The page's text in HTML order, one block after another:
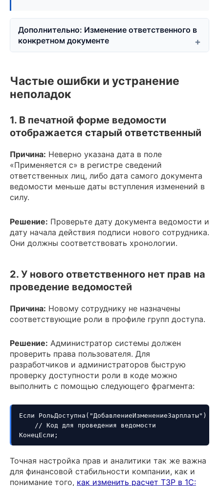
Дополнительно: Изменение ответственного в
конкретном документе
Частые ошибки и устранение
неполадок
1. В печатной форме ведомости
отображается старый ответственный
Причина: Неверно указана дата в поле
«Применяется с» в регистре сведений
ответственных лиц, либо дата самого документа
ведомости меньше даты вступления изменений в
силу.
Решение: Проверьте дату документа ведомости и
дату начала действия подписи нового сотрудника.
Они должны соответствовать хронологии.
2. У нового ответственного нет прав на
проведение ведомостей
Причина: Новому сотруднику не назначены
соответствующие роли в профиле групп доступа.
Решение: Администратор системы должен
проверить права пользователя. Для
разработчиков и администраторов быструю
проверку доступности роли в коде можно
выполнить с помощью следующего фрагмента:
Если РольДоступна("ДобавлениеИзменениеЗарплаты")
    // Код для проведения ведомости
КонецЕсли;
Точная настройка прав и аналитики так же важна
для финансовой стабильности компании, как и
понимание того, как изменить расчет ТЗР в 1С: